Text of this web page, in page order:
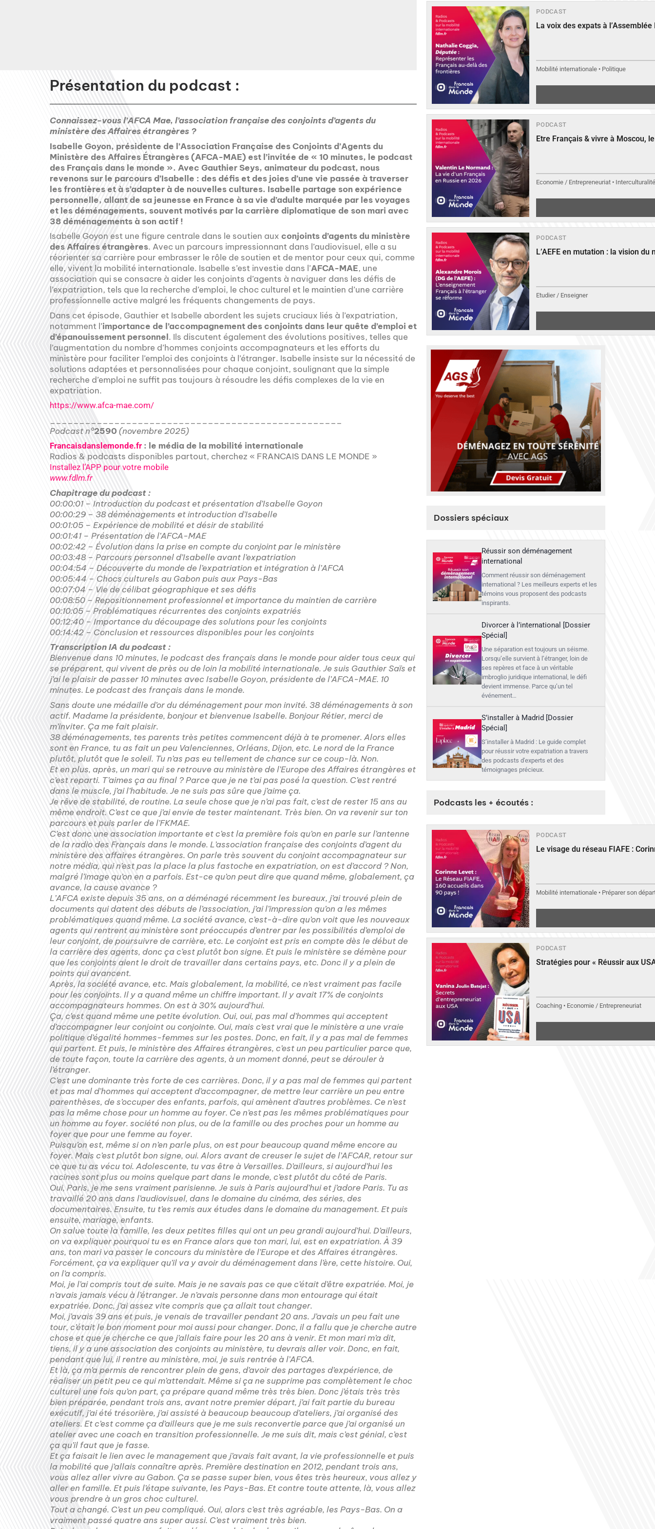
Présentation du podcast :
Connaissez-vous l’AFCA Mae, l’association française des conjoints d’agents du
ministère des Affaires étrangères ?
Isabelle Goyon, présidente de l’Association Française des Conjoints d’Agents du
Ministère des Affaires Étrangères (AFCA-MAE) est l’invitée de « 10 minutes, le podcast
des Français dans le monde ». Avec Gauthier Seys, animateur du podcast, nous
revenons sur le parcours d’Isabelle : des défis et des joies d’une vie passée à traverser
les frontières et à s’adapter à de nouvelles cultures. Isabelle partage son expérience
personnelle, allant de sa jeunesse en France à sa vie d’adulte marquée par les voyages
et les déménagements, souvent motivés par la carrière diplomatique de son mari avec
38 déménagements à son actif !
Isabelle Goyon est une figure centrale dans le soutien aux conjoints d’agents du ministère
des Affaires étrangères. Avec un parcours impressionnant dans l’audiovisuel, elle a su
réorienter sa carrière pour embrasser le rôle de soutien et de mentor pour ceux qui, comme
elle, vivent la mobilité internationale. Isabelle s’est investie dans l’AFCA-MAE, une
association qui se consacre à aider les conjoints d’agents à naviguer dans les défis de
l’expatriation, tels que la recherche d’emploi, le choc culturel et le maintien d’une carrière
professionnelle active malgré les fréquents changements de pays.
Dans cet épisode, Gauthier et Isabelle abordent les sujets cruciaux liés à l’expatriation,
notamment l’importance de l’accompagnement des conjoints dans leur quête d’emploi et
d’épanouissement personnel. Ils discutent également des évolutions positives, telles que
l’augmentation du nombre d’hommes conjoints accompagnateurs et les efforts du
ministère pour faciliter l’emploi des conjoints à l’étranger. Isabelle insiste sur la nécessité de
solutions adaptées et personnalisées pour chaque conjoint, soulignant que la simple
recherche d’emploi ne suffit pas toujours à résoudre les défis complexes de la vie en
expatriation.
https://www.afca-mae.com/
__________________________________________________
Podcast n°2590(novembre 2025)
Francaisdanslemonde.fr : le média de la mobilité internationale
Radios & podcasts disponibles partout, cherchez « FRANCAIS DANS LE MONDE »
Installez l’APP pour votre mobile
www.fdlm.fr
Chapitrage du podcast :
00:00:01 – Introduction du podcast et présentation d’Isabelle Goyon
00:00:29 – 38 déménagements et introduction d’Isabelle
00:01:05 – Expérience de mobilité et désir de stabilité
00:01:41 – Présentation de l’AFCA-MAE
00:02:42 – Évolution dans la prise en compte du conjoint par le ministère
00:03:48 – Parcours personnel d’Isabelle avant l’expatriation
00:04:54 – Découverte du monde de l’expatriation et intégration à l’AFCA
00:05:44 – Chocs culturels au Gabon puis aux Pays-Bas
00:07:04 – Vie de célibat géographique et ses défis
00:08:50 – Repositionnement professionnel et importance du maintien de carrière
00:10:05 – Problématiques récurrentes des conjoints expatriés
00:12:40 – Importance du découpage des solutions pour les conjoints
00:14:42 – Conclusion et ressources disponibles pour les conjoints
Transcription IA du podcast :
Bienvenue dans 10 minutes, le podcast des français dans le monde pour aider tous ceux qui
se préparent, qui vivent de près ou de loin la mobilité internationale. Je suis Gauthier Saïs et
j’ai le plaisir de passer 10 minutes avec Isabelle Goyon, présidente de l’AFCA-MAE. 10
minutes. Le podcast des français dans le monde.
Sans doute une médaille d’or du déménagement pour mon invité. 38 déménagements à son
actif. Madame la présidente, bonjour et bienvenue Isabelle. Bonjour Rétier, merci de
m’inviter. Ça me fait plaisir.
38 déménagements, tes parents très petites commencent déjà à te promener. Alors elles
sont en France, tu as fait un peu Valenciennes, Orléans, Dijon, etc. Le nord de la France
plutôt, plutôt que le soleil. Tu n’as pas eu tellement de chance sur ce coup-là. Non.
Et en plus, après, un mari qui se retrouve au ministère de l’Europe des Affaires étrangères et
c’est reparti. T’aimes ça au final ? Parce que je ne t’ai pas posé la question. C’est rentré
dans le muscle, j’ai l’habitude. Je ne suis pas sûre que j’aime ça.
Je rêve de stabilité, de routine. La seule chose que je n’ai pas fait, c’est de rester 15 ans au
même endroit. C’est ce que j’ai envie de tester maintenant. Très bien. On va revenir sur ton
parcours et puis parler de l’FKMAE.
C’est donc une association importante et c’est la première fois qu’on en parle sur l’antenne
de la radio des Français dans le monde. L’association française des conjoints d’agent du
ministère des affaires étrangères. On parle très souvent du conjoint accompagnateur sur
notre média, qui n’est pas la place la plus fastoche en expatriation, on est d’accord ? Non,
malgré l’image qu’on en a parfois. Est-ce qu’on peut dire que quand même, globalement, ça
avance, la cause avance ?
L’AFCA existe depuis 35 ans, on a déménagé récemment les bureaux, j’ai trouvé plein de
documents qui datent des débuts de l’association, j’ai l’impression qu’on a les mêmes
problématiques quand même. La société avance, c’est-à-dire qu’on voit que les nouveaux
agents qui rentrent au ministère sont préoccupés d’entrer par les possibilités d’emploi de
leur conjoint, de poursuivre de carrière, etc. Le conjoint est pris en compte dès le début de
la carrière des agents, donc ça c’est plutôt bon signe. Et puis le ministère se démène pour
que les conjoints aient le droit de travailler dans certains pays, etc. Donc il y a plein de
points qui avancent.
Après, la société avance, etc. Mais globalement, la mobilité, ce n’est vraiment pas facile
pour les conjoints. Il y a quand même un chiffre important. Il y avait 17% de conjoints
accompagnateurs hommes. On est à 30% aujourd’hui.
Ça, c’est quand même une petite évolution. Oui, oui, pas mal d’hommes qui acceptent
d’accompagner leur conjoint ou conjointe. Oui, mais c’est vrai que le ministère a une vraie
politique d’égalité hommes-femmes sur les postes. Donc, en fait, il y a pas mal de femmes
qui partent. Et puis, le ministère des Affaires étrangères, c’est un peu particulier parce que,
de toute façon, toute la carrière des agents, à un moment donné, peut se dérouler à
l’étranger.
C’est une dominante très forte de ces carrières. Donc, il y a pas mal de femmes qui partent
et pas mal d’hommes qui acceptent d’accompagner, de mettre leur carrière un peu entre
parenthèses, de s’occuper des enfants, parfois, qui amènent d’autres problèmes. Ce n’est
pas la même chose pour un homme au foyer. Ce n’est pas les mêmes problématiques pour
un homme au foyer. société non plus, ou de la famille ou des proches pour un homme au
foyer que pour une femme au foyer.
Puisqu’on est, même si on n’en parle plus, on est pour beaucoup quand même encore au
foyer. Mais c’est plutôt bon signe, oui. Alors avant de creuser le sujet de l’AFCAR, retour sur
ce que tu as vécu toi. Adolescente, tu vas être à Versailles. D’ailleurs, si aujourd’hui les
racines sont plus ou moins quelque part dans le monde, c’est plutôt du côté de Paris.
Oui, Paris, je me sens vraiment parisienne. Je suis à Paris aujourd’hui et j’adore Paris. Tu as
travaillé 20 ans dans l’audiovisuel, dans le domaine du cinéma, des séries, des
documentaires. Ensuite, tu t’es remis aux études dans le domaine du management. Et puis
ensuite, mariage, enfants.
On salue toute la famille, les deux petites filles qui ont un peu grandi aujourd’hui. D’ailleurs,
on va expliquer pourquoi tu es en France alors que ton mari, lui, est en expatriation. À 39
ans, ton mari va passer le concours du ministère de l’Europe et des Affaires étrangères.
Forcément, ça va expliquer qu’il va y avoir du déménagement dans l’ère, cette histoire. Oui,
on l’a compris.
Moi, je l’ai compris tout de suite. Mais je ne savais pas ce que c’était d’être expatriée. Moi, je
n’avais jamais vécu à l’étranger. Je n’avais personne dans mon entourage qui était
expatriée. Donc, j’ai assez vite compris que ça allait tout changer.
Moi, j’avais 39 ans et puis, je venais de travailler pendant 20 ans. J’avais un peu fait une
tour, c’était le bon moment pour moi aussi pour changer. Donc, il a fallu que je cherche autre
chose et que je cherche ce que j’allais faire pour les 20 ans à venir. Et mon mari m’a dit,
tiens, il y a une association des conjoints au ministère, tu devrais aller voir. Donc, en fait,
pendant que lui, il rentre au ministère, moi, je suis rentrée à l’AFCA.
Et là, ça m’a permis de rencontrer plein de gens, d’avoir des partages d’expérience, de
réaliser un petit peu ce qui m’attendait. Même si ça ne supprime pas complètement le choc
culturel une fois qu’on part, ça prépare quand même très très bien. Donc j’étais très très
bien préparée, pendant trois ans, avant notre premier départ, j’ai fait partie du bureau
exécutif, j’ai été trésorière, j’ai assisté à beaucoup beaucoup d’ateliers, j’ai organisé des
ateliers. Et c’est comme ça d’ailleurs que je me suis reconvertie parce que j’ai organisé un
atelier avec une coach en transition professionnelle. Je me suis dit, mais c’est génial, c’est
ça qu’il faut que je fasse.
Et ça faisait le lien avec le management que j’avais fait avant, la vie professionnelle et puis
la mobilité que j’allais connaître après. Première destination en 2012, pendant trois ans,
vous allez aller vivre au Gabon. Ça se passe super bien, vous êtes très heureux, vous allez y
aller en famille. Et puis l’étape suivante, les Pays-Bas. Et contre toute attente, là, vous allez
vous prendre à un gros choc culturel.
Tout a changé. C’est un peu compliqué. Oui, alors c’est très agréable, les Pays-Bas. On a
vraiment passé quatre ans super aussi. C’est vraiment très bien.
PODCAST
La voix des expats à
Mobilité internationale • Politique
PODCAST
Etre Français & vivre à Moscou,
Economie / Entrepreneuriat •
PODCAST
L’AEFE en mutation : la vision
Etudier / Enseigner
Dossiers spéciaux
Réussir son déménagement
international
Comment réussir son déménagement
international ? Les meilleurs experts et les
témoins vous proposent des podcasts
inspirants.
Divorcer à l’international [Dossier
Spécial]
Une séparation est toujours un séisme.
Lorsqu’elle survient à l’étranger, loin de
ses repères et face à un véritable
imbroglio juridique international, le défi
devient immense. Parce qu’un tel
événement…
S’installer à Madrid [Dossier
Spécial]
S’installer à Madrid : Le guide complet
pour réussir votre expatriation a travers
des podcasts d'experts et des
témoignages précieux.
Podcasts les + écoutés :
PODCAST
Le visage du réseau FIAFE :
Mobilité internationale • Préparer son
PODCAST
Stratégies pour « Réussir aux
Coaching • Economie / Entrepreneuriat